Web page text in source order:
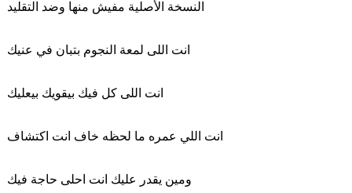
النسخة الأصلية مفيش منها وضد التقليد
انت اللى لمعة النجوم بتبان في عنيك
انت اللى كل فيك بيقويك بيعليك
انت اللي عمره ما لحظه خاف انت اكتشاف
ومين يقدر عليك انت احلى حاجة فيك